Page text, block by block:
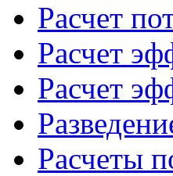
Расчет
Расчет
Расчет
Расчеты